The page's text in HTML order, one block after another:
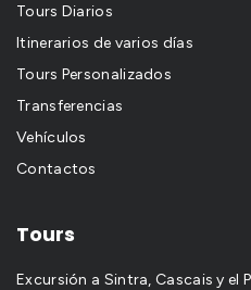
Tours Diarios
Itinerarios de varios días
Tours Personalizados
Transferencias
Vehículos
Contactos
Tours
Excursión a Sintra, Cascais y el